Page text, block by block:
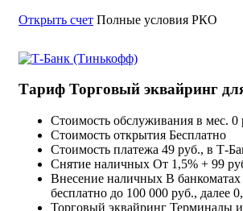
Открыть счет Полные условия РКО
Тариф Торговый эквайринг
Стоимость обслуживания в мес. 0
Стоимость открытия Бесплатно
Стоимость платежа 49 руб., в
Снятие наличных От 1,5% + 99
Внесение наличных В банкоматах
бесплатно до 100 000 руб., далее
Торговый эквайринг Терминалы